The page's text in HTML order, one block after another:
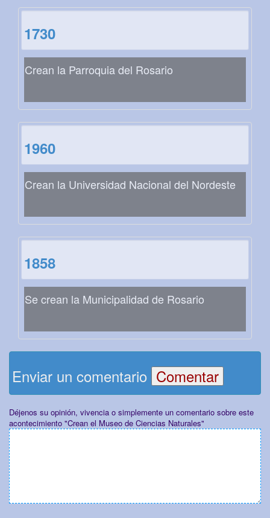
1730
Crean la Parroquia del Rosario
1960
Crean la Universidad Nacional del Nordeste
1858
Se crean la Municipalidad de Rosario
Enviar un comentario
Déjenos su opinión, vivencia o simplemente un comentario sobre este
acontecimiento "Crean el Museo de Ciencias Naturales"